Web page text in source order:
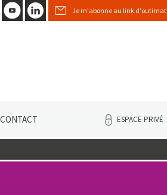
Je m'abonne au link d'outimat
CONTACT ESPACE PRIVÉ